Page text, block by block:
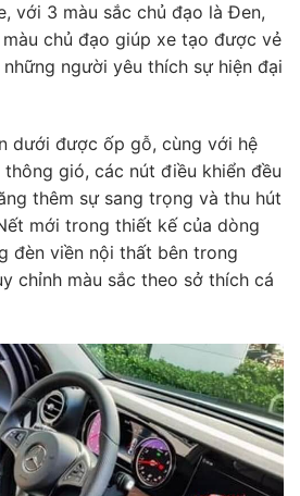
với 3 màu sắc chủ đạo là Đen,
chủ đạo giúp xe tạo được vẻ
người yêu thích sự hiện đại
dưới được ốp gỗ, cùng với hệ
gió, các nút điều khiển đều
thêm sự sang trọng và thu hút
mới trong thiết kế của dòng
đèn viền nội thất bên trong
chỉnh màu sắc theo sở thích cá